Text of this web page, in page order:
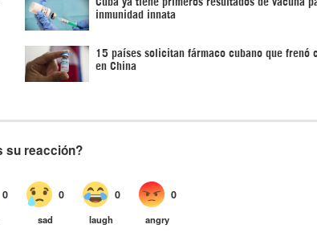
inmunidad innata
15 países solicitan fármaco cubano que frenó
en China